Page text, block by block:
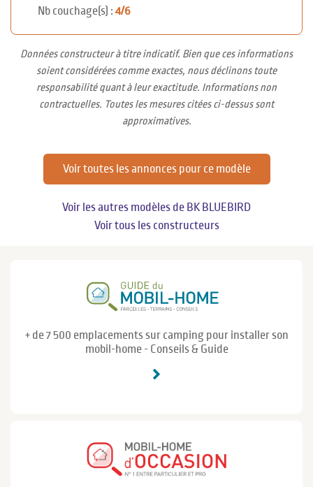
Nb couchage(s) : 4/6
Données constructeur à titre indicatif. Bien que ces informations
soient considérées comme exactes, nous déclinons toute
responsabilité quant à leur exactitude. Informations non
contractuelles. Toutes les mesures citées ci-dessus sont
approximatives.
Voir toutes les annonces pour ce modèle
Voir les autres modèles de BK BLUEBIRD
Voir tous les constructeurs
+ de 7 500 emplacements sur camping pour installer son
mobil-home - Conseils & Guide